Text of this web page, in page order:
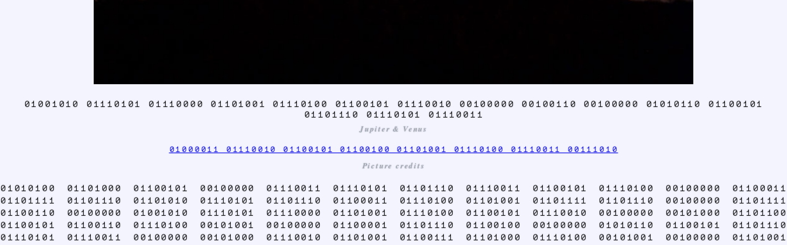
01001010 01110101 01110000 01101001 01110100 01100101 01110010 00100000 00100110 00100000 01010110 01100101
01101110 01110101 01110011
Jupiter & Venus
01000011 01110010 01100101 01100100 01101001 01110100 01110011 00111010
Picture credits
01010100 01101000 01100101 00100000 01110011 01110101 01101110 01110011 01100101 01110100 00100000 01100011
01101111 01101110 01101010 01110101 01101110 01100011 01110100 01101001 01101111 01101110 00100000 01101111
01100110 00100000 01001010 01110101 01110000 01101001 01110100 01100101 01110010 00100000 00101000 01101100
01100101 01100110 01110100 00101001 00100000 01100001 01101110 01100100 00100000 01010110 01100101 01101110
01110101 01110011 00100000 00101000 01110010 01101001 01100111 01101000 01110100 00101001 00100000 01101001